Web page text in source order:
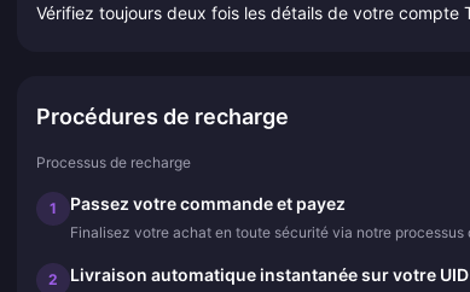
Vérifiez toujours deux fois les détails de votre
Procédures de recharge
Processus de recharge
1 Passez votre commande et payez
Finalisez votre achat en toute sécurité via notre processus
2 Livraison automatique instantanée sur votre UID